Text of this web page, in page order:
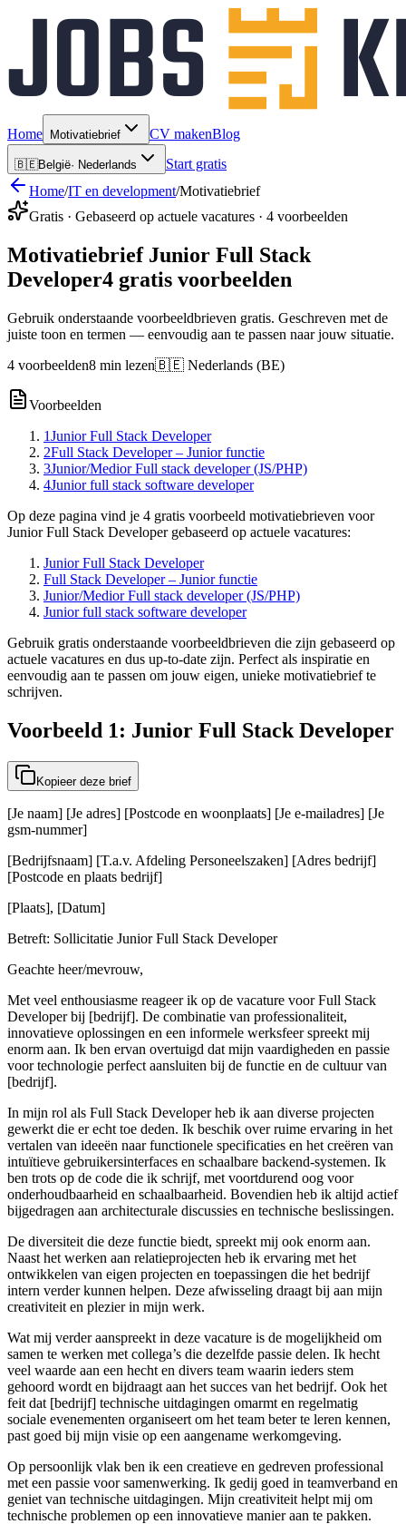
Home Motivatiebrief CV makenBlog
🇧🇪België· Nederlands
Start gratis
Home/IT en development/Motivatiebrief
Gratis · Gebaseerd op actuele vacatures · 4 voorbeelden
Motivatiebrief Junior Full Stack
Developer4 gratis voorbeelden
Gebruik onderstaande voorbeeldbrieven gratis. Geschreven met de
juiste toon en termen — eenvoudig aan te passen naar jouw situatie.
4 voorbeelden8 min lezen🇧🇪 Nederlands (BE)
Voorbeelden
1Junior Full Stack Developer
2Full Stack Developer – Junior functie
3Junior/Medior Full stack developer (JS/PHP)
4Junior full stack software developer
Op deze pagina vind je 4 gratis voorbeeld motivatiebrieven voor
Junior Full Stack Developer gebaseerd op actuele vacatures:
Junior Full Stack Developer
Full Stack Developer – Junior functie
Junior/Medior Full stack developer (JS/PHP)
Junior full stack software developer
Gebruik gratis onderstaande voorbeeldbrieven die zijn gebaseerd op
actuele vacatures en dus up-to-date zijn. Perfect als inspiratie en
eenvoudig aan te passen om jouw eigen, unieke motivatiebrief te
schrijven.
Voorbeeld 1: Junior Full Stack Developer
Kopieer deze brief
[Je naam] [Je adres] [Postcode en woonplaats] [Je e-mailadres] [Je
gsm-nummer]
[Bedrijfsnaam] [T.a.v. Afdeling Personeelszaken] [Adres bedrijf]
[Postcode en plaats bedrijf]
[Plaats], [Datum]
Betreft: Sollicitatie Junior Full Stack Developer
Geachte heer/mevrouw,
Met veel enthousiasme reageer ik op de vacature voor Full Stack
Developer bij [bedrijf]. De combinatie van professionaliteit,
innovatieve oplossingen en een informele werksfeer spreekt mij
enorm aan. Ik ben ervan overtuigd dat mijn vaardigheden en passie
voor technologie perfect aansluiten bij de functie en de cultuur van
[bedrijf].
In mijn rol als Full Stack Developer heb ik aan diverse projecten
gewerkt die er echt toe deden. Ik beschik over ruime ervaring in het
vertalen van ideeën naar functionele specificaties en het creëren van
intuïtieve gebruikersinterfaces en schaalbare backend-systemen. Ik
ben trots op de code die ik schrijf, met voortdurend oog voor
onderhoudbaarheid en schaalbaarheid. Bovendien heb ik altijd actief
bijgedragen aan architecturale discussies en technische beslissingen.
De diversiteit die deze functie biedt, spreekt mij ook enorm aan.
Naast het werken aan relatieprojecten heb ik ervaring met het
ontwikkelen van eigen projecten en toepassingen die het bedrijf
intern verder kunnen helpen. Deze afwisseling draagt bij aan mijn
creativiteit en plezier in mijn werk.
Wat mij verder aanspreekt in deze vacature is de mogelijkheid om
samen te werken met collega’s die dezelfde passie delen. Ik hecht
veel waarde aan een hecht en divers team waarin ieders stem
gehoord wordt en bijdraagt aan het succes van het bedrijf. Ook het
feit dat [bedrijf] technische uitdagingen omarmt en regelmatig
sociale evenementen organiseert om het team beter te leren kennen,
past goed bij mijn visie op een aangename werkomgeving.
Op persoonlijk vlak ben ik een creatieve en gedreven professional
met een passie voor samenwerking. Ik gedij goed in teamverband en
geniet van technische uitdagingen. Mijn creativiteit helpt mij om
technische problemen op een innovatieve manier aan te pakken.